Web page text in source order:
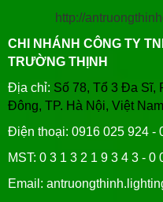
http://
CHI NHÁNH CÔNG TY
TRƯỜNG THỊNH
Địa chỉ: Số 78, Tổ 3 Đa Sĩ,
Đông, TP. Hà Nội, Việt Nam
Điện thoại: 0916 025 924 -
MST: 0 3 1 3 2 1 9 3 4 3 - 0
Email: